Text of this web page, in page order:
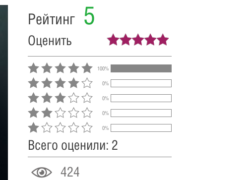
424
Рейтинг 5
Оценить
100%
0%
0%
0%
0%
Всего оценили: 2